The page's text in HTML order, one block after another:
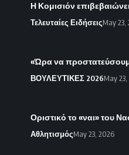
Η Κομισιόν
Τελευταίες ΕιδήσειςMay 23,
«Ώρα να
ΒΟΥΛΕΥΤΙΚΕΣ 2026May
Οριστικό το «ναι» του
ΑθλητισμόςMay 23, 2026